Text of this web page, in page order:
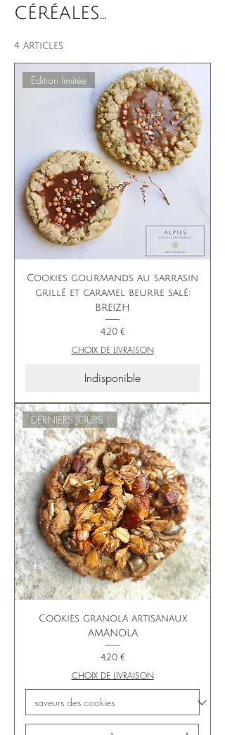
céréales
gourmands
4 articles
Edition limitée
Cookies gourmands au sarrasin
grillé et caramel beurre salé:
BREIZH
Prix
4,20 €
CHOIX DE LIVRAISON
Indisponible
DERNIERS JOURS !
Cookies granola artisanaux
AMANOLA
Prix
4,20 €
CHOIX DE LIVRAISON